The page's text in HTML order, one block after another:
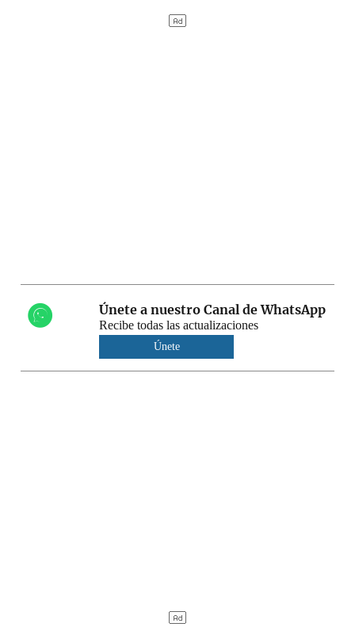
Únete a nuestro Canal de WhatsApp
Recibe todas las actualizaciones
Únete